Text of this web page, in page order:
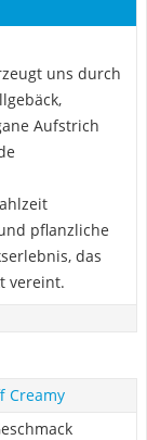
uns durch
Aufstrich
pflanzliche
das
vereint.
Creamy